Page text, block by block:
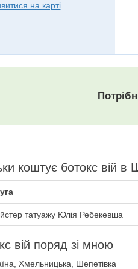
на карті
коштує ботокс вій в
татуажу Юлія Ребекевша
вій поряд зі мною
Хмельницька, Шепетівка